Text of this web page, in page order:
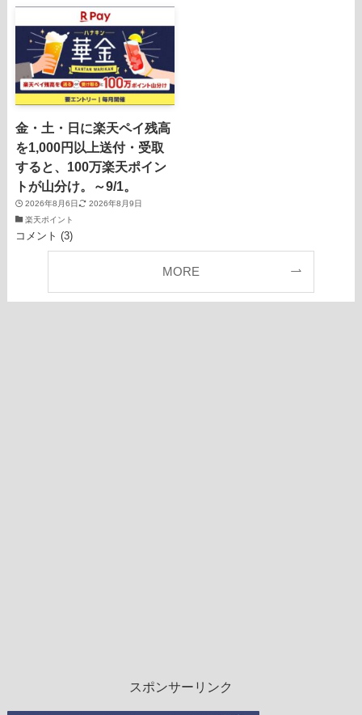
金・土・日に楽天ペイ残高
を1,000円以上送付・受取
すると、100万楽天ポイン
トが山分け。～9/1。
2026年8月6日
2026年8月9日
楽天ポイント
コメント (3)
MORE
スポンサーリンク